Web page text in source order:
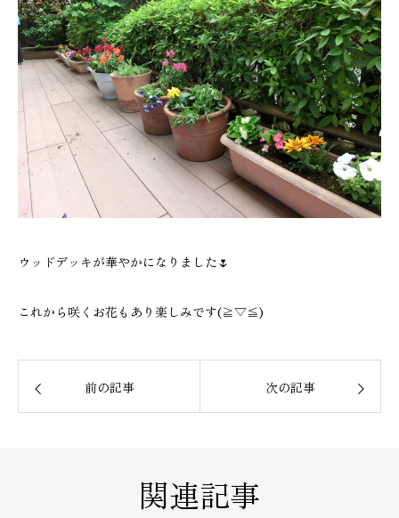
ウッドデッキが華やかになりました🌷
これから咲くお花もあり楽しみです(≧▽≦)
前の記事 次の記事
関連記事